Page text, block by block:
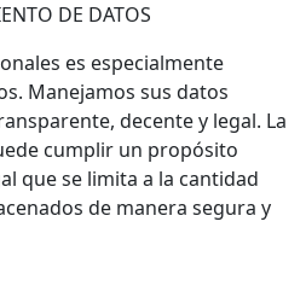
DE DATOS
es especialmente
Manejamos sus datos
decente y legal. La
cumplir un propósito
que se limita a la cantidad
de manera segura y